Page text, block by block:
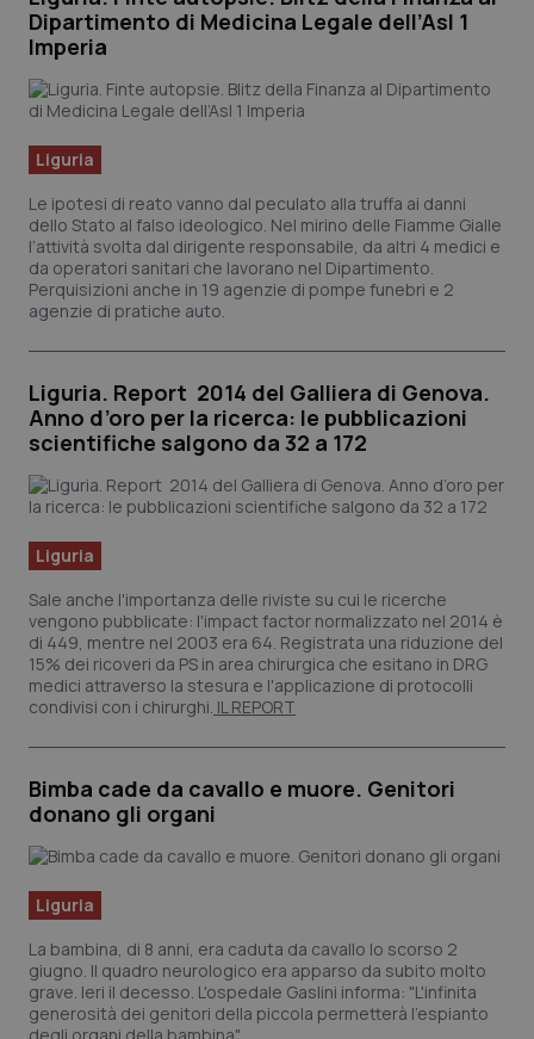
Dipartimento di Medicina Legale dell’Asl 1
Imperia
Liguria
Le ipotesi di reato vanno dal peculato alla truffa ai danni
dello Stato al falso ideologico. Nel mirino delle Fiamme Gialle
l’attività svolta dal dirigente responsabile, da altri 4 medici e
da operatori sanitari che lavorano nel Dipartimento.
Perquisizioni anche in 19 agenzie di pompe funebri e 2
agenzie di pratiche auto.
Liguria. Report 2014 del Galliera di Genova.
Anno d’oro per la ricerca: le pubblicazioni
scientifiche salgono da 32 a 172
Liguria
Sale anche l'importanza delle riviste su cui le ricerche
vengono pubblicate: l'impact factor normalizzato nel 2014 è
di 449, mentre nel 2003 era 64. Registrata una riduzione del
15% dei ricoveri da PS in area chirurgica che esitano in DRG
medici attraverso la stesura e l'applicazione di protocolli
condivisi con i chirurghi. IL REPORT
Bimba cade da cavallo e muore. Genitori
donano gli organi
Liguria
La bambina, di 8 anni, era caduta da cavallo lo scorso 2
giugno. Il quadro neurologico era apparso da subito molto
grave. Ieri il decesso. L'ospedale Gaslini informa: "L'infinita
generosità dei genitori della piccola permetterà l'espianto